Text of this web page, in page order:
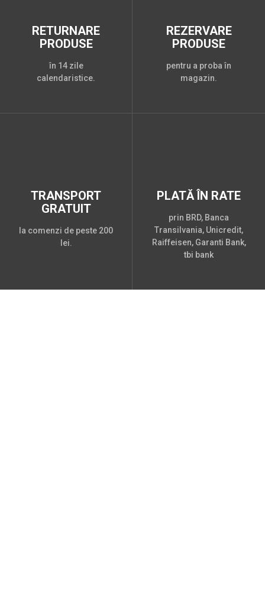
RETURNARE
PRODUSE
în 14 zile
calendaristice.
REZERVARE
PRODUSE
pentru a proba în
magazin.
TRANSPORT
GRATUIT
la comenzi de peste 200
lei.
PLATĂ ÎN RATE
prin BRD, Banca
Transilvania, Unicredit,
Raiffeisen, Garanti Bank,
tbi bank